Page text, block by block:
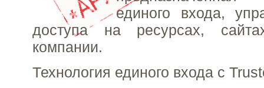
единого входа,
доступа на ресурсах,
компании.
Технология единого входа с